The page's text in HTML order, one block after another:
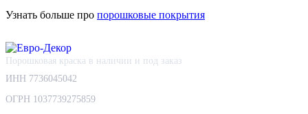
Узнать больше про порошковые покрытия
Порошковая краска в наличии и под заказ
ИНН 7736045042
ОГРН 1037739275859